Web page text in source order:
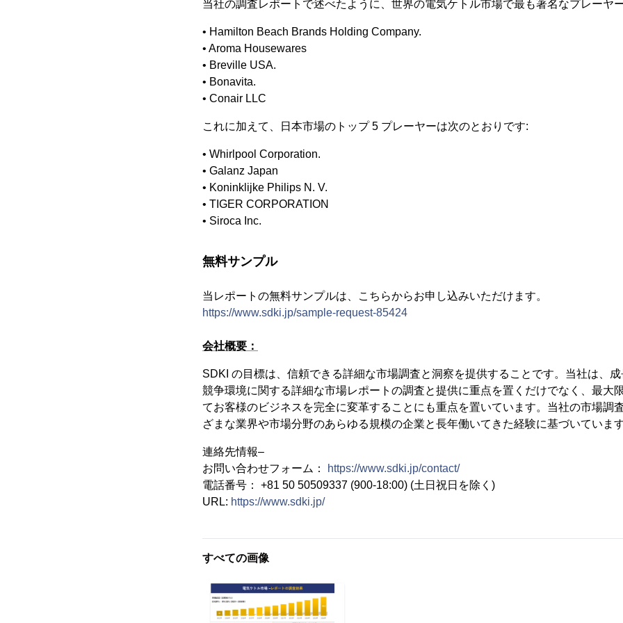
当社の調査レポートで述べたように、世界の電気ケトル市場で最も著名なプレーヤ
• Hamilton Beach Brands Holding Company.
• Aroma Housewares
• Breville USA.
• Bonavita.
• Conair LLC
これに加えて、日本市場のトップ 5 プレーヤーは次のとおりです:
• Whirlpool Corporation.
• Galanz Japan
• Koninklijke Philips N. V.
• TIGER CORPORATION
• Siroca Inc.
無料サンプル
当レポートの無料サンプルは、こちらからお申し込みいただけます。
https://www.sdki.jp/sample-request-85424
会社概要：
SDKI の目標は、信頼できる詳細な市場調査と洞察を提供することです。当社は、成
競争環境に関する詳細な市場レポートの調査と提供に重点を置くだけでなく、最大
てお客様のビジネスを完全に変革することにも重点を置いています。当社の市場調
ざまな業界や市場分野のあらゆる規模の企業と長年働いてきた経験に基づいています
連絡先情報–
お問い合わせフォーム：
https://www.sdki.jp/contact/
電話番号： +81 50 50509337 (900-18:00) (土日祝日を除く)
URL: https://www.sdki.jp/
すべての画像